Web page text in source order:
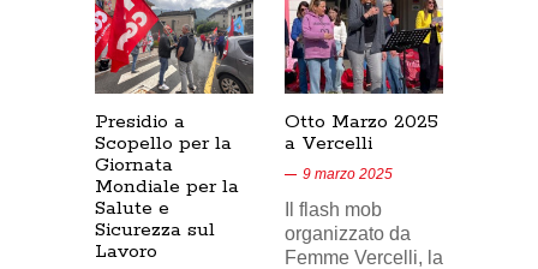
Presidio a
Scopello per la
Giornata
Mondiale per la
Salute e
Sicurezza sul
Lavoro
Otto Marzo 2025
a Vercelli
9 marzo 2025
Il flash mob
organizzato da
Femme Vercelli, la